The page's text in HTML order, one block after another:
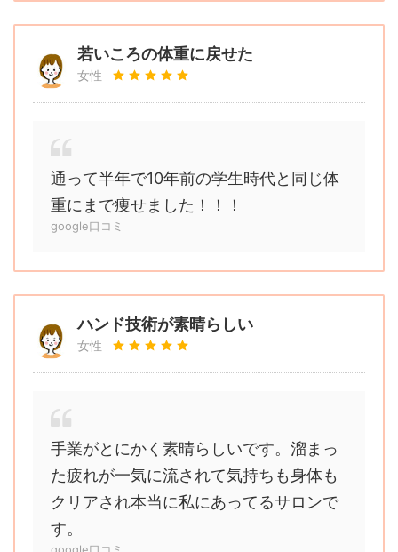
若いころの体重に戻せた
女性
通って半年で10年前の学生時代と同じ体
重にまで痩せました！！！
google口コミ
ハンド技術が素晴らしい
女性
手業がとにかく素晴らしいです。溜まっ
た疲れが一気に流されて気持ちも身体も
クリアされ本当に私にあってるサロンで
す。